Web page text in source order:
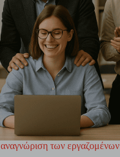
αναγνώριση των εργαζομένων